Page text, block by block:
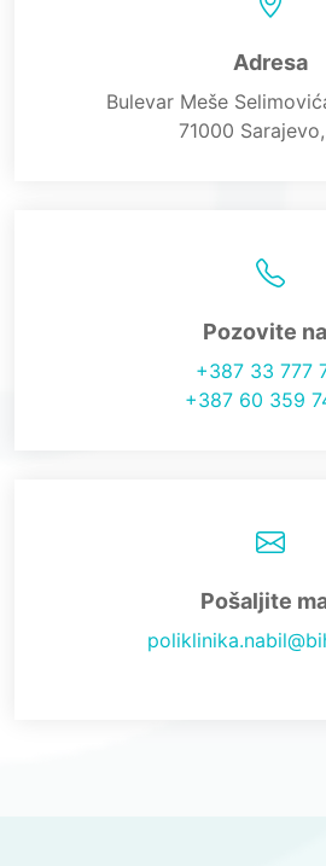
Adresa
Bulevar Meše
71000
Pozovite
+387 33 777
+387 60 359
Pošaljite